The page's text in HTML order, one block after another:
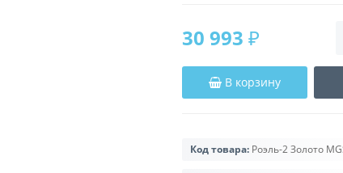
30 993 ₽
В корзину
Код товара: Роэль-2 Золото